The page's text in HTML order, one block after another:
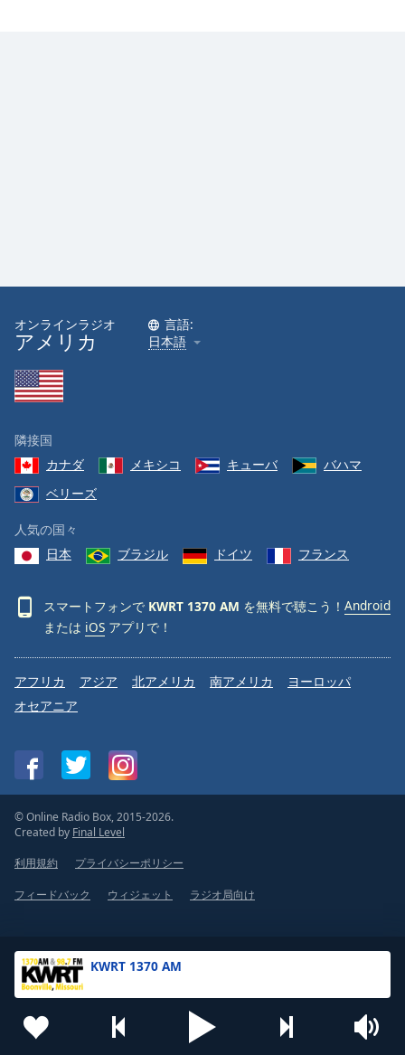
KWRT 1370 AM
オンラインラジオ
アメリカ
言語:
日本語
隣接国
カナダ
メキシコ キューバ
バハマ
ベリーズ
人気の国々
日本
ブラジル ドイツ フランス
スマートフォンで KWRT 1370 AM を無料で聴こう！ Android
または iOS アプリで！
アフリカ アジア 北アメリカ 南アメリカ
ヨーロッパ
オセアニア
© Online Radio Box, 2015-2026.
Created by Final Level
利用規約
プライバシーポリシー
フィードバック ウィジェット ラジオ局向け